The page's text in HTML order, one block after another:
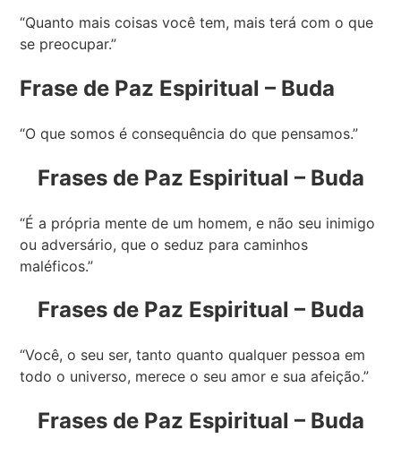
“Quanto mais coisas você tem, mais terá com o que
se preocupar.”
Frase de Paz Espiritual – Buda
“O que somos é consequência do que pensamos.”
Frases de Paz Espiritual – Buda
“É a própria mente de um homem, e não seu inimigo
ou adversário, que o seduz para caminhos
maléficos.”
Frases de Paz Espiritual – Buda
“Você, o seu ser, tanto quanto qualquer pessoa em
todo o universo, merece o seu amor e sua afeição.”
Frases de Paz Espiritual – Buda